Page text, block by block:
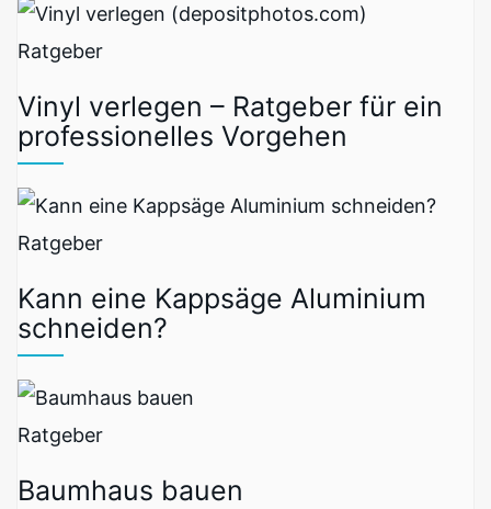
Ratgeber
Vinyl verlegen – Ratgeber für ein
professionelles Vorgehen
Ratgeber
Kann eine Kappsäge Aluminium
schneiden?
Ratgeber
Baumhaus bauen